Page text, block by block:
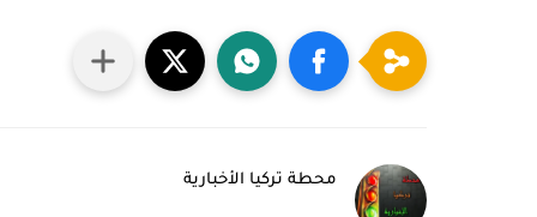
محطة تركيا الأخبارية